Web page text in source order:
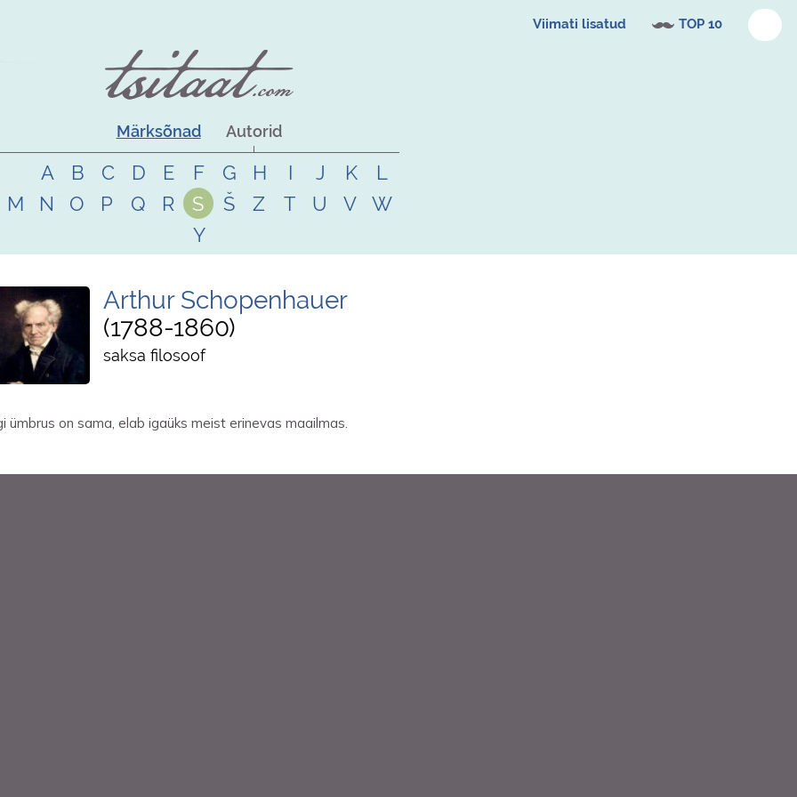
Viimati lisatud TOP 10
Märksõnad Autorid
A B C D E F G H I J K
L
M
N O P Q R S Š Z T U V
W
Y
Arthur Schopenhauer
1788-1860
saksa filosoof
ümbrus on sama, elab igaüks meist erinevas maailmas.